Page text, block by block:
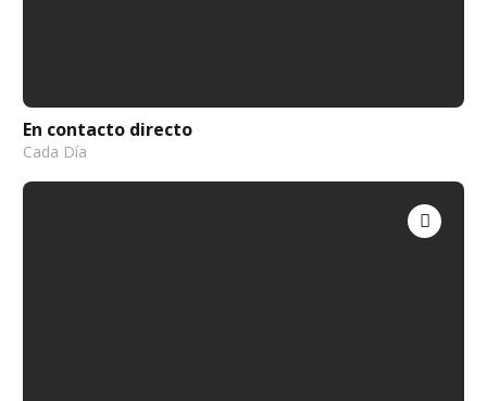
En contacto directo
Cada Día